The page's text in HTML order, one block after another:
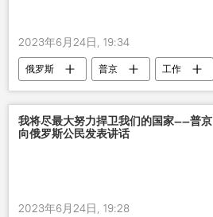
2023年6月24日, 19:34
俄罗斯 普京 工作
我将尽最大努力捍卫我们的国家——普京
向俄罗斯公民发表讲话
2023年6月24日, 19:28